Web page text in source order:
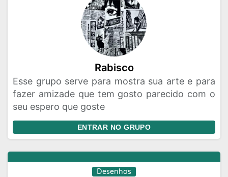
Rabisco
Esse grupo serve para mostra sua arte e para
fazer amizade que tem gosto parecido com o
seu espero que goste
ENTRAR NO GRUPO
Desenhos